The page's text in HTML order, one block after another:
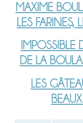
MAXIME
LES
IMPOSSIBLE
DE LA
LES